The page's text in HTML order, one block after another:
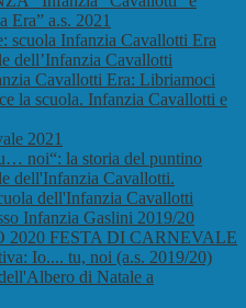
Era” a.s. 2021
scuola Infanzia Cavallotti Era
dell’Infanzia Cavallotti
Cavallotti Era: Libriamoci
la scuola. Infanzia Cavallotti e
2021
noi“: la storia del puntino
dell'Infanzia Cavallotti.
dell'Infanzia Cavallotti
Infanzia Gaslini 2019/20
2020 FESTA DI CARNEVALE
Io.... tu, noi (a.s. 2019/20)
di Natale a